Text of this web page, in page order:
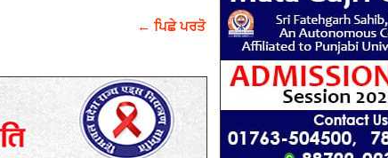
← ਪਿਛੇ ਪਰਤੋ